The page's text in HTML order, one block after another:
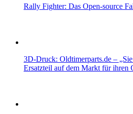
Rally Fighter: Das Open-source
3D-Druck: Oldtimerparts.de –
Ersatzteil auf dem Markt für ihren